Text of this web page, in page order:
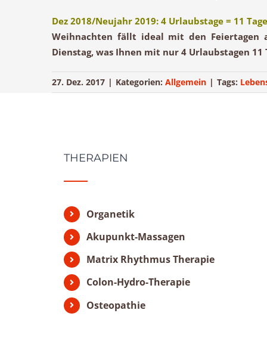
Dez 2018/Neujahr 2019: 4 Urlaubstage = 11
Weihnachten fällt ideal mit den Feiertagen
Dienstag, was Ihnen mit nur 4 Urlaubstagen 11
27. Dez. 2017 | Kategorien: Allgemein | Tags:
THERAPIEN
Organetik
Akupunkt-Massagen
Matrix Rhythmus Therapie
Colon-Hydro-Therapie
Osteopathie